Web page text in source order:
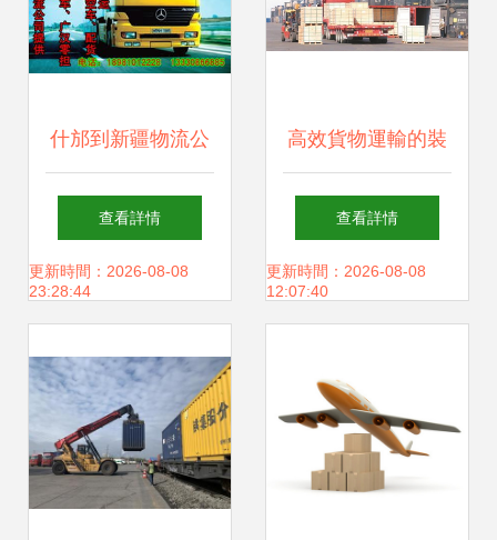
什邡到新疆物流公
司 選擇什么物流公
司更適合你的貨物
查看詳情
更新時間：2026-08-08
23:28:44
高效貨物運輸的裝
運要點與優化策略
查看詳情
更新時間：2026-08-08
12:07:40